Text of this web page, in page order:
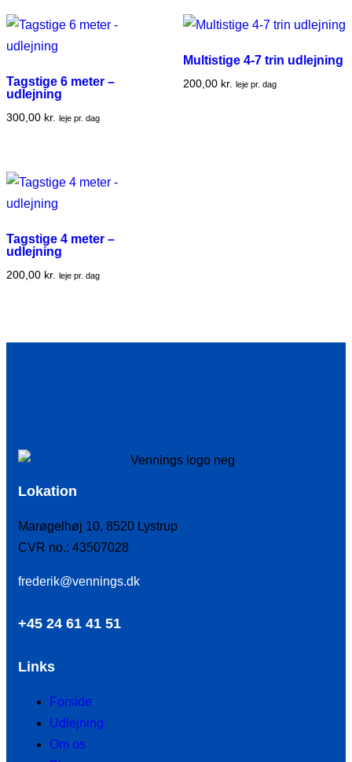
Tagstige 6 meter –
udlejning
300,00 kr. leje pr. dag
Multistige 4-7 trin udlejning
200,00 kr. leje pr. dag
Tagstige 4 meter –
udlejning
200,00 kr. leje pr. dag
Lokation
Marøgelhøj 10, 8520 Lystrup
CVR no.: 43507028
frederik@vennings.dk
+45 24 61 41 51
Links
Forside
Udlejning
Om os